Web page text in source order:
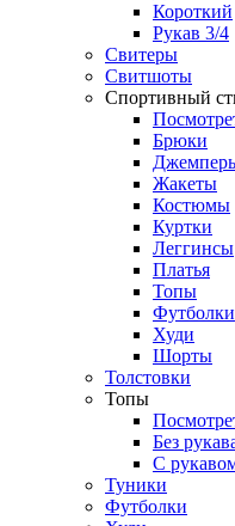
Короткий
Рукав 3/4
Свитеры
Свитшоты
Спортивный
Брюки
Жакеты
Костюмы
Куртки
Леггинсы
Платья
Топы
Футболки
Худи
Шорты
Толстовки
Топы
Без
С
Туники
Футболки